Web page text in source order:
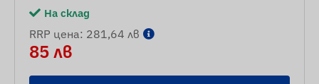
На склад
RRP цена: 281,64 лв
85 лв